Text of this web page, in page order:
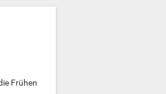
Frühen